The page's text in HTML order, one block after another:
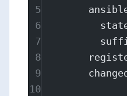
5
6
7
8
9
10